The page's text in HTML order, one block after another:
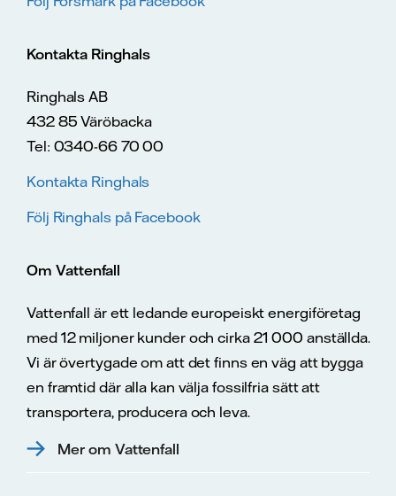
Kontakta Ringhals
Ringhals AB
432 85 Väröbacka
Tel: 0340-66 70 00
Kontakta Ringhals
Följ Ringhals på Facebook
Om Vattenfall
Vattenfall är ett ledande europeiskt energiföretag
med 12 miljoner kunder och cirka 21 000 anställda.
Vi är övertygade om att det finns en väg att bygga
en framtid där alla kan välja fossilfria sätt att
transportera, producera och leva.
Mer om Vattenfall